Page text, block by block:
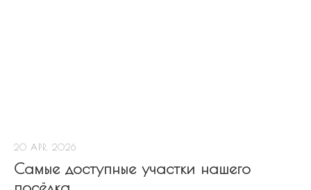
20 APR, 2026
Самые доступные участки нашего